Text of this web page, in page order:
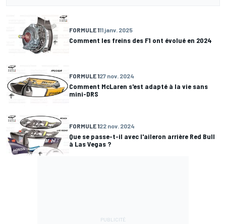
FORMULE 111 janv. 2025
Comment les freins des F1 ont évolué en 2024
FORMULE 127 nov. 2024
Comment McLaren s'est adapté à la vie sans
mini-DRS
FORMULE 122 nov. 2024
Que se passe-t-il avec l'aileron arrière Red Bull
à Las Vegas ?